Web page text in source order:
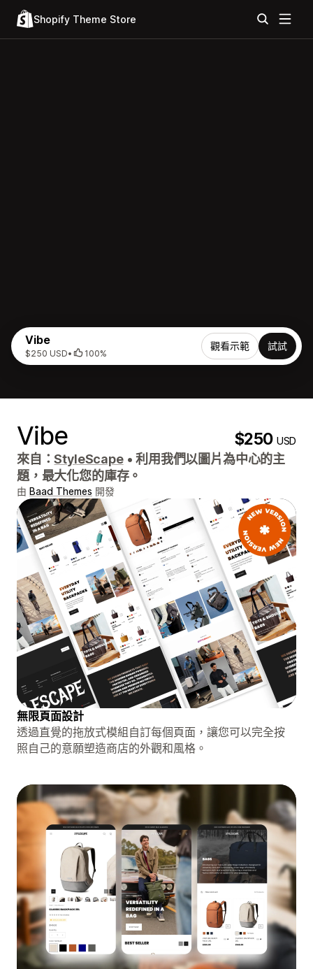
Shopify Theme Store
Vibe
$250 USD• 100%
觀看示範 試試
Vibe $250USD
來自：StyleScape • 利用我們以圖片為中心的主
題，最大化您的庫存。
由 Baad Themes 開發
無限頁面設計
透過直覺的拖放式模組自訂每個頁面，讓您可以完全按
照自己的意願塑造商店的外觀和風格。